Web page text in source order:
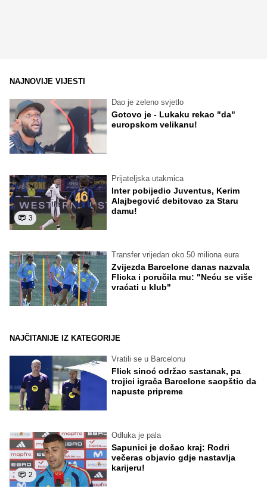
NAJNOVIJE VIJESTI
Dao je zeleno svjetlo
Gotovo je - Lukaku rekao "da"
europskom velikanu!
3
Prijateljska utakmica
Inter pobijedio Juventus, Kerim
Alajbegović debitovao za Staru
damu!
Transfer vrijedan oko 50 miliona eura
Zvijezda Barcelone danas nazvala
Flicka i poručila mu: "Neću se više
vraćati u klub"
NAJČITANIJE IZ KATEGORIJE
Vratili se u Barcelonu
Flick sinoć održao sastanak, pa
trojici igrača Barcelone saopštio da
napuste pripreme
2
Odluka je pala
Sapunici je došao kraj: Rodri
večeras objavio gdje nastavlja
karijeru!